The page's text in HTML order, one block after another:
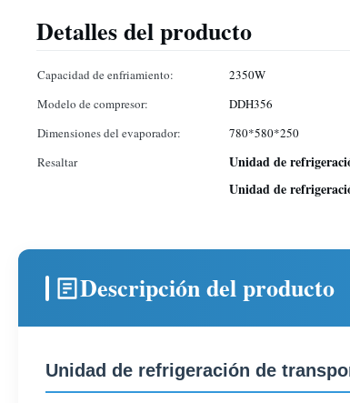
Detalles del producto
Capacidad de enfriamiento: 2350W
Modelo de compresor:
DDH356
Dimensiones del evaporador:
780*580*250
Resaltar
Unidad de
Unidad de
Descripción del producto
Unidad de refrigeración de